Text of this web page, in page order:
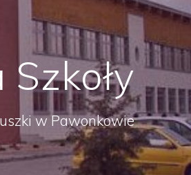
w Pawonkowie